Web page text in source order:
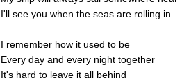
I'll see you when the seas are rolling in
I remember how it used to be
Every day and every night together
It's hard to leave it all behind